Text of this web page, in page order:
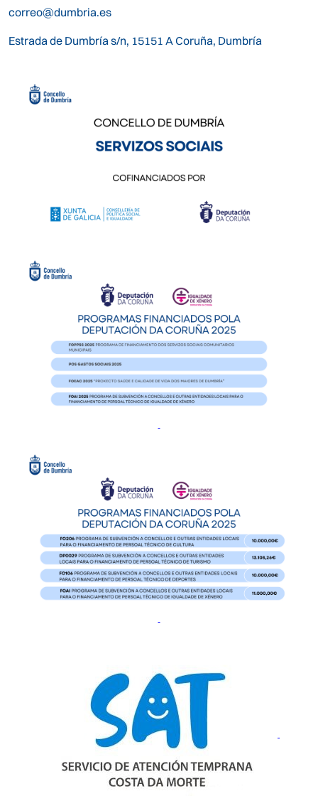
correo@dumbria.es
Estrada de Dumbría s/n, 15151 A Coruña, Dumbría